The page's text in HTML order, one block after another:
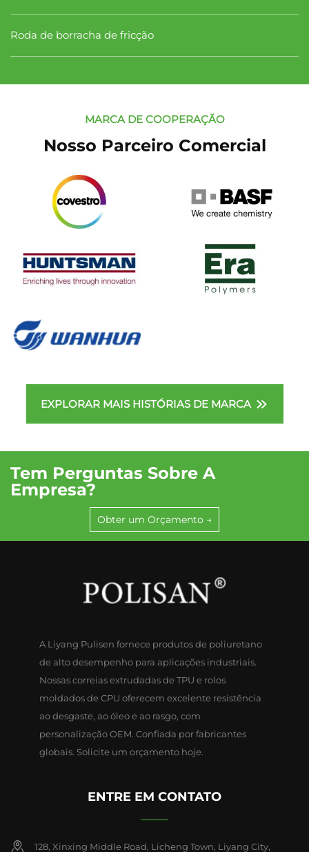
Roda de borracha de fricção
MARCA DE COOPERAÇÃO
Nosso Parceiro Comercial
EXPLORAR MAIS HISTÓRIAS DE MARCA
Tem Perguntas Sobre A
Empresa?
Obter um Orçamento →
A Liyang Pulisen fornece produtos de poliuretano
de alto desempenho para aplicações industriais.
Nossas correias extrudadas de TPU e rolos
moldados de CPU oferecem excelente resistência
ao desgaste, ao óleo e ao rasgo, com
personalização OEM. Confiada por fabricantes
globais. Solicite um orçamento hoje.
ENTRE EM CONTATO
128, Xinxing Middle Road, Licheng Town, Liyang City,